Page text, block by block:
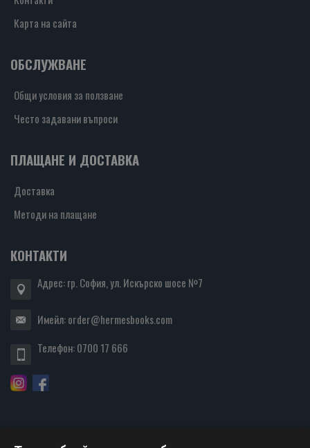
Карта на сайта
ОБСЛУЖВАНЕ
Общи условия за ползване
Често задавани въпроси
ПЛАЩАНЕ И ДОСТАВКА
Доставка
Методи на плащане
КОНТАКТИ
Адрес: гр. София, ул. Искърско шосе №7
Имейл:order@hermesbooks.com
Телефон:0700 17 666